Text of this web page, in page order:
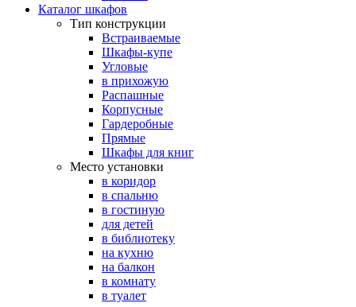
Каталог шкафов
Тип конструкции
Встраиваемые
Шкафы-купе
Угловые
в прихожую
Распашные
Корпусные
Гардеробные
Прямые
Шкафы для книг
Место установки
в коридор
в спальню
в гостиную
для детей
в библиотеку
на кухню
на балкон
в комнату
в туалет